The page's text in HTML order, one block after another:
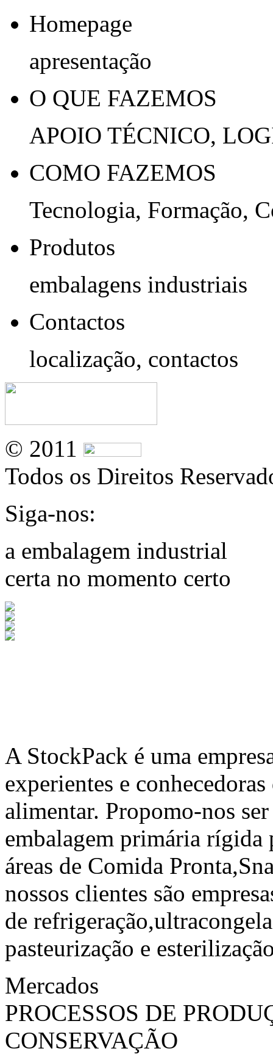
Homepage
apresentação
O QUE FAZEMOS
APOIO TÉCNICO,
COMO FAZEMOS
Tecnologia, Formação,
Produtos
embalagens industriais
Contactos
localização, contactos
© 2011
Todos os Direitos
Siga-nos:
a embalagem industrial
certa no momento certo
A StockPack é uma
experientes e
alimentar. Propomo-nos
embalagem primária rígida
áreas de Comida
nossos clientes são
de
pasteurização e
Mercados
PROCESSOS DE
CONSERVAÇÃO